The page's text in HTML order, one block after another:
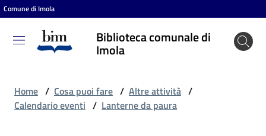
Vai al contenuto
Vai alla navigazione
Vai al footer
Comune di Imola
Biblioteca comunale di
Imola
Biblioteca
comunale
Home / Cosa puoi fare / Altre attività /
Calendario eventi / Lanterne da paura